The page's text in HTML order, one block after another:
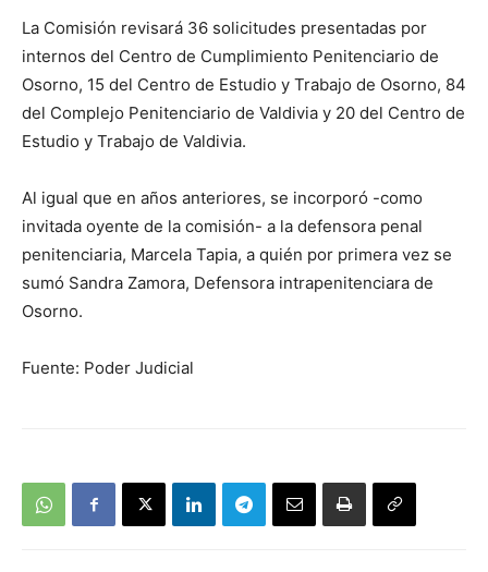
La Comisión revisará 36 solicitudes presentadas por
internos del Centro de Cumplimiento Penitenciario de
Osorno, 15 del Centro de Estudio y Trabajo de Osorno, 84
del Complejo Penitenciario de Valdivia y 20 del Centro de
Estudio y Trabajo de Valdivia.
Al igual que en años anteriores, se incorporó -como
invitada oyente de la comisión- a la defensora penal
penitenciaria, Marcela Tapia, a quién por primera vez se
sumó Sandra Zamora, Defensora intrapenitenciara de
Osorno.
Fuente: Poder Judicial